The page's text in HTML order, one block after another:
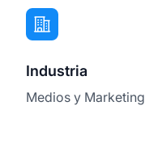
Industria
Medios y Marketing